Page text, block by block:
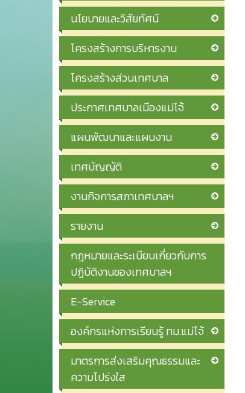
นโยบายและวิสัยทัศน์
โครงสร้างการบริหารงาน
โครงสร้างส่วนเทศบาล
ประกาศเทศบาลเมืองแม่โจ้
แผนพัฒนาและแผนงาน
เทศบัญญัติ
งานกิจการสภาเทศบาลฯ
รายงาน
กฎหมายและระเบียบเกี่ยวกับการ
ปฏิบัติงานของเทศบาลฯ
E-Service
องค์กรแห่งการเรียนรู้ ทม.แม่โจ้
มาตรการส่งเสริมคุณธรรมและ
ความโปร่งใส